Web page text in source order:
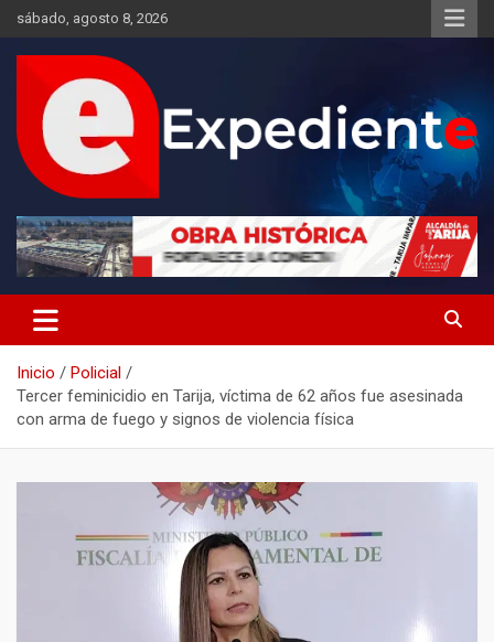
Saltar
al
contenido
sábado, agosto 8, 2026
Expediente
Inicio
Policial
Tercer feminicidio en Tarija, víctima de 62 años fue asesinada
con arma de fuego y signos de violencia física